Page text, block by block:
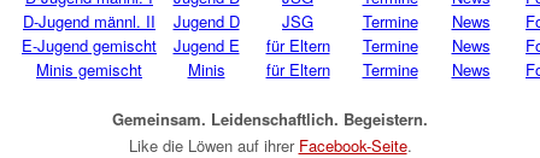
D-Jugend männl. II
Jugend D JSG Termine News
E-Jugend gemischt
Jugend E für Eltern Termine News
Minis gemischt
Minis für Eltern Termine News
Gemeinsam. Leidenschaftlich. Begeistern.
Like die Löwen auf ihrer Facebook-Seite.